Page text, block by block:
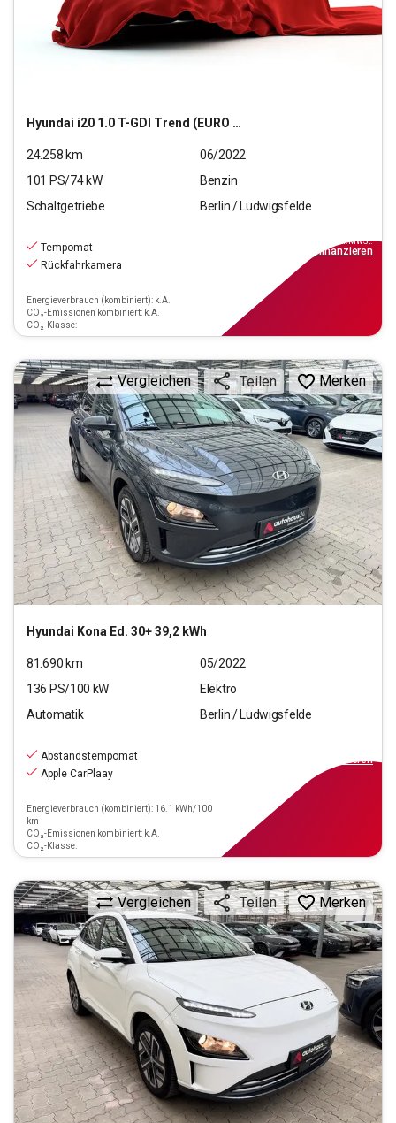
Hyundai i20 1.0 T-GDI Trend (EURO 6d)(OPF)
24.258 km
06/2022
101 PS/74kW
Benzin
Schaltgetriebe
Berlin / Ludwigsfelde
Tempomat
Rückfahrkamera
Energieverbrauch (kombiniert): k.A.
CO₂-Emissionen kombiniert: k.A.
CO₂-Klasse:
inkl.MwSt.
finanzieren
Hyundai Kona Ed. 30+ 39,2 kWh
Vergleichen Teilen Merken
81.690 km
05/2022
136 PS/100 kW
Elektro
Automatik
Berlin / Ludwigsfelde
Abstandstempomat
Apple CarPlaay
Energieverbrauch (kombiniert): 16.1 kWh/100
km
CO₂-Emissionen kombiniert: k.A.
CO₂-Klasse:
finanzieren
Vergleichen Teilen Merken